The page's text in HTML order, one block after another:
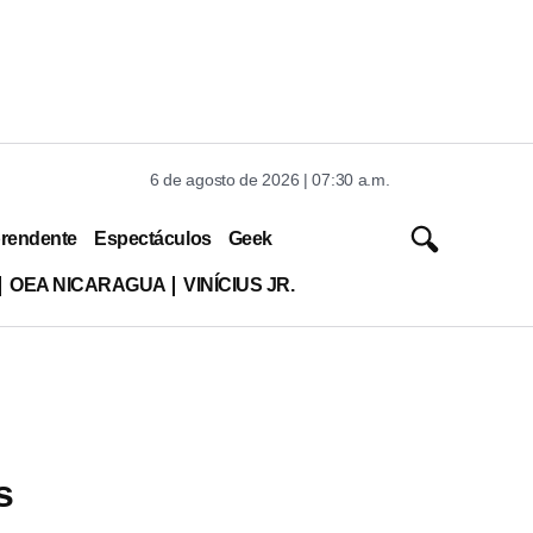
6 de agosto de 2026 | 07:30 a.m.
Espectáculos Geek
OEA NICARAGUA VINÍCIUS JR.